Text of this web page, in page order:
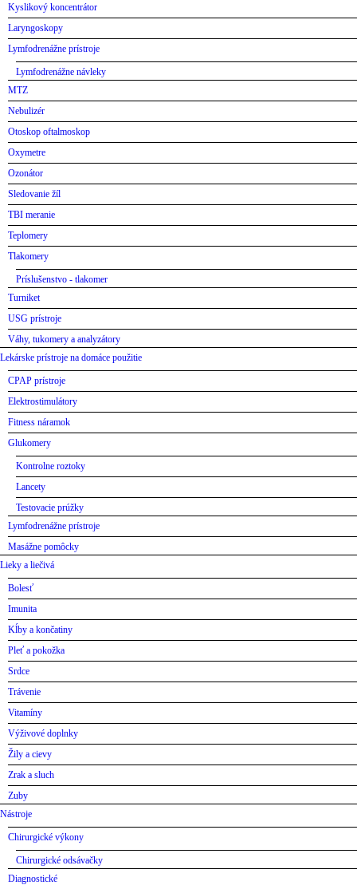
Kyslikový koncentrátor
Laryngoskopy
Lymfodrenážne prístroje
Lymfodrenážne návleky
MTZ
Nebulizér
Otoskop oftalmoskop
Oxymetre
Ozonátor
Sledovanie žíl
TBI meranie
Teplomery
Tlakomery
Príslušenstvo - tlakomer
Turniket
USG prístroje
Váhy, tukomery a analyzátory
Lekárske prístroje na domáce použitie
CPAP prístroje
Elektrostimulátory
Fitness náramok
Glukomery
Kontrolne roztoky
Lancety
Testovacie prúžky
Lymfodrenážne prístroje
Masážne pomôcky
Lieky a liečivá
Bolesť
Imunita
Kĺby a končatiny
Pleť a pokožka
Srdce
Trávenie
Vitamíny
Výživové doplnky
Žily a cievy
Zrak a sluch
Zuby
Nástroje
Chirurgické výkony
Chirurgické odsávačky
Diagnostické